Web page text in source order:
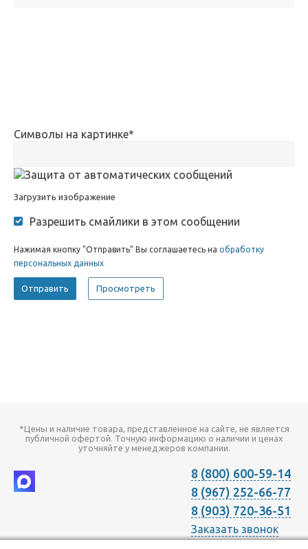
Символы на картинке*
Загрузить изображение
Разрешить смайлики в этом сообщении
Нажимая кнопку "Отправить" Вы соглашаетесь на обработку
персональных данных
*Цены и наличие товара, представленное на сайте, не является
публичной офертой. Точную информацию о наличии и ценах
уточняйте у менеджеров компании.
8 (800) 600-59-14
8 (967) 252-66-77
8 (903) 720-36-51
Заказать звонок